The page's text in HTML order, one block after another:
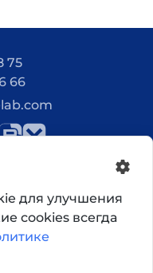
75
66
для улучшения
cookies всегда